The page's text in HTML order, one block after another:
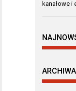
kanałowe i
ARCHIWA